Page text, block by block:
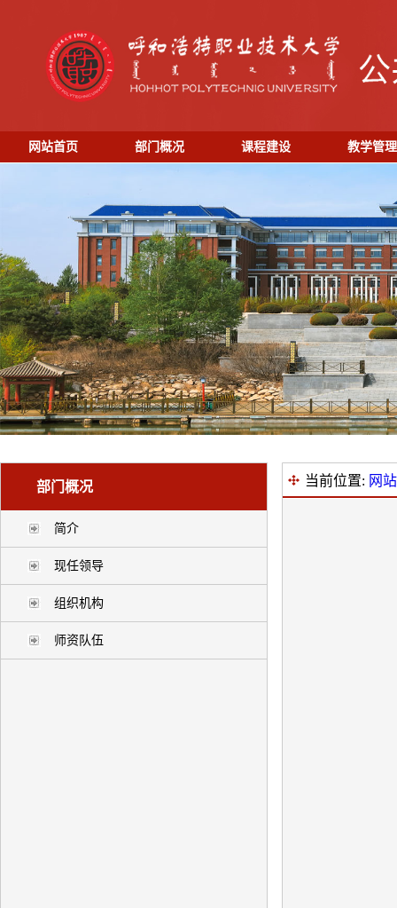
网站首页 部门概况 课程建设 教学管理
部门概况
简介
现任领导
组织机构
师资队伍
当前位置: 网